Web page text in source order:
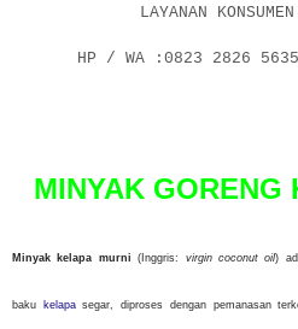
LAYANAN
HP / WA :0823 2826
n
MINYAK GORENG
Minyak kelapa murni (Inggris: virgin coconut oil)
baku kelapasegar, diproses dengan pemanasan